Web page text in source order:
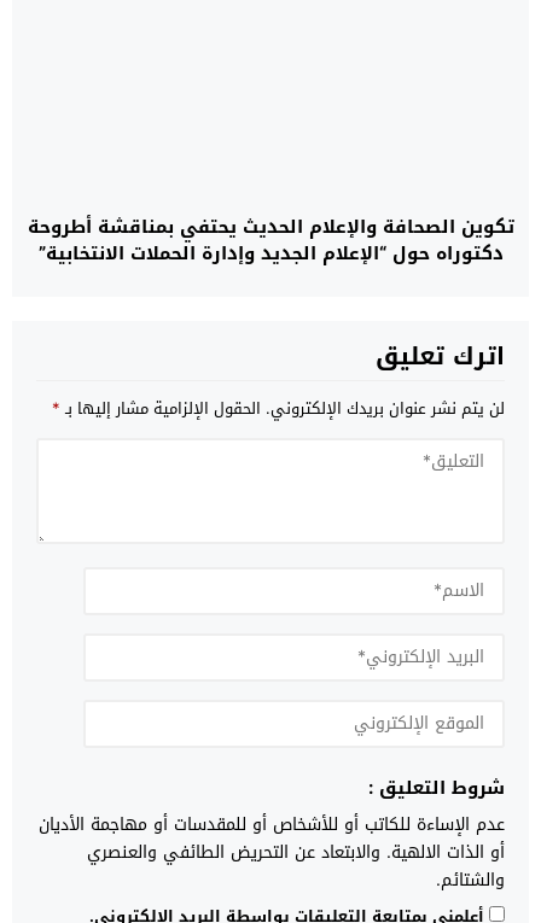
تكوين الصحافة والإعلام الحديث يحتفي بمناقشة أطروحة
دكتوراه حول “الإعلام الجديد وإدارة الحملات الانتخابية”
اترك تعليق
لن يتم نشر عنوان بريدك الإلكتروني. الحقول الإلزامية مشار إليها بـ*
شروط التعليق :
عدم الإساءة للكاتب أو للأشخاص أو للمقدسات أو مهاجمة الأديان
أو الذات الالهية. والابتعاد عن التحريض الطائفي والعنصري
والشتائم.
أعلمني بمتابعة التعليقات بواسطة البريد الإلكتروني.